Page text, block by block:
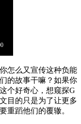
怎么又宣传这种负能
的故事干嘛？如果你
个好奇心，想窥探G
目的只是为了让更多
重蹈他们的覆辙。